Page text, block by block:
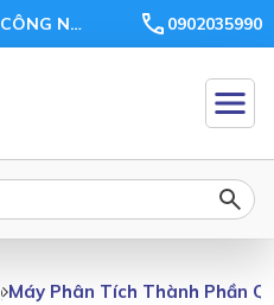
CÔNG TY TNHH THIẾT BỊ VÀ CÔNG NGHỆ CHÂU GIANG 0902035990
Sản, Ceramic, Xi Măng
Máy Phân Tích Thành Phần